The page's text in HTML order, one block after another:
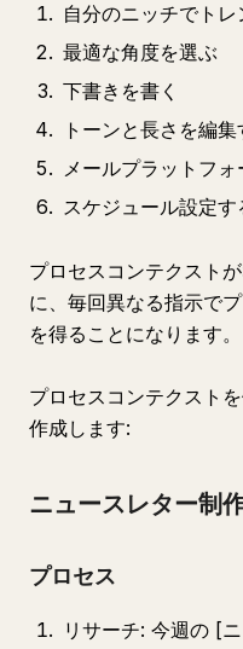
自分のニッチでト
最適な角度を選ぶ
下書きを書く
トーンと長さを編集
メールプラットフ
スケジュール設定す
プロセスコンテクスト
に、毎回異なる指示で
を得ることになります。
プロセスコンテクスト
作成します:
ニュースレター制
プロセス
リサーチ: 今週の [